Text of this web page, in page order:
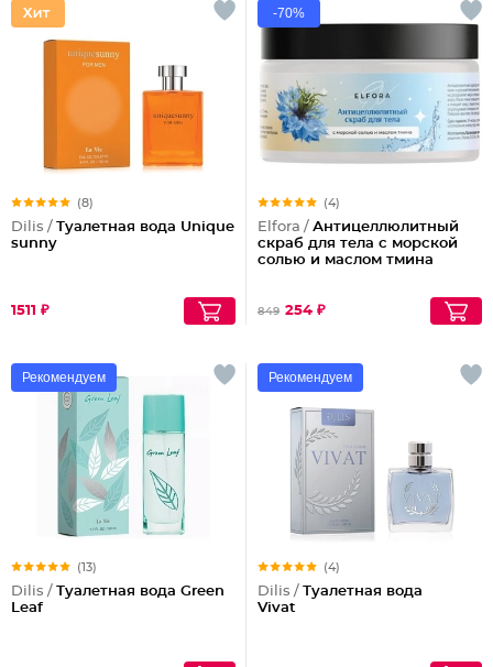
(8)
Dilis / Туалетная вода Unique
sunny
1511 ₽
-70%
(4)
Elfora / Антицеллюлитный
скраб для тела с морской
солью и маслом тмина
849 254 ₽
Рекомендуем
(13)
Dilis / Туалетная вода Green
Leaf
Рекомендуем
(4)
Dilis / Туалетная вода
Vivat